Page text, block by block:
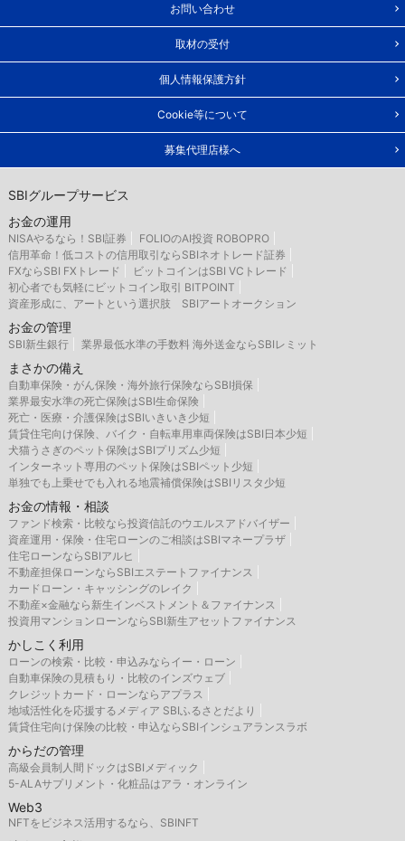
お問い合わせ
取材の受付
個人情報保護方針
Cookie等について
募集代理店様へ
SBIグループサービス
お金の運用
NISAやるなら！SBI証券
FOLIOのAI投資 ROBOPRO
信用革命！低コストの信用取引ならSBIネオトレード証券
FXならSBI FXトレード
ビットコインはSBI VCトレード
初心者でも気軽にビットコイン取引 BITPOINT
資産形成に、アートという選択肢 SBIアートオークション
お金の管理
SBI新生銀行 業界最低水準の手数料 海外送金ならSBIレミット
まさかの備え
自動車保険・がん保険・海外旅行保険ならSBI損保
業界最安水準の死亡保険はSBI生命保険
死亡・医療・介護保険はSBIいきいき少短
賃貸住宅向け保険、バイク・自転車用車両保険はSBI日本少短
犬猫うさぎのペット保険はSBIプリズム少短
インターネット専用のペット保険はSBIペット少短
単独でも上乗せでも入れる地震補償保険はSBIリスタ少短
お金の情報・相談
ファンド検索・比較なら投資信託のウエルスアドバイザー
資産運用・保険・住宅ローンのご相談はSBIマネープラザ
住宅ローンならSBIアルヒ
不動産担保ローンならSBIエステートファイナンス
カードローン・キャッシングのレイク
不動産×金融なら新生インベストメント＆ファイナンス
投資用マンションローンならSBI新生アセットファイナンス
かしこく利用
ローンの検索・比較・申込みならイー・ローン
自動車保険の見積もり・比較のインズウェブ
クレジットカード・ローンならアプラス
地域活性化を応援するメディア SBIふるさとだより
賃貸住宅向け保険の比較・申込ならSBIインシュアランスラボ
からだの管理
高級会員制人間ドックはSBIメディック
5-ALAサプリメント・化粧品はアラ・オンライン
Web3
NFTをビジネス活用するなら、SBINFT